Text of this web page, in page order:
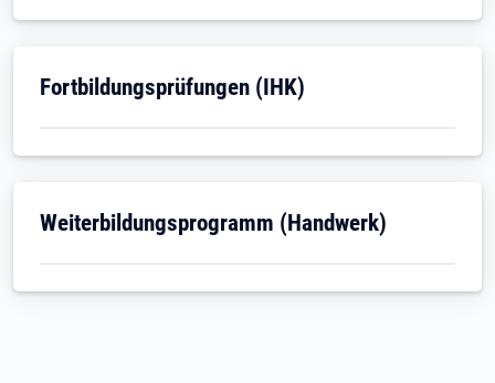
Öffnet in neuem Tab
Fortbildungsprüfungen (IHK)
Öffnet in neuem Tab
Weiterbildungsprogramm (Handwerk)